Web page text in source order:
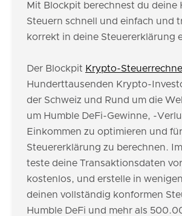
Mit Blockpit berechnest du deine
Steuern schnell und einfach und
korrekt in deine Steuererklärung
Der Blockpit Krypto-
Hunderttausenden Krypto-
der Schweiz und Rund um die
um Humble DeFi-Gewinne, -
Einkommen zu optimieren und
Steuererklärung zu berechnen.
teste deine Transaktionsdaten
kostenlos, und erstelle in
deinen vollständig konformen
Humble DeFi und mehr als